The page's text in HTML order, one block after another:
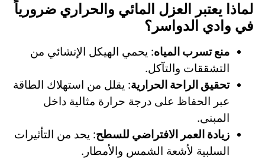
لماذا يعتبر العزل المائي والحراري ضرورياً
في وادي الدواسر؟
منع تسرب المياه: يحمي الهيكل الإنشائي من
التشققات والتآكل.
تحقيق الراحة الحرارية: يقلل من استهلاك الطاقة
عبر الحفاظ على درجة حرارة مثالية داخل
المبنى.
زيادة العمر الافتراضي للسطح: يحد من التأثيرات
السلبية لأشعة الشمس والأمطار.